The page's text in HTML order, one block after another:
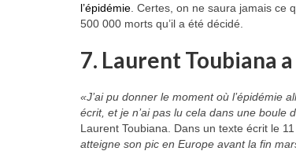
l’épidémie . Certes, on ne saura jamais ce
500 000 morts qu’il a été décidé.
7. Laurent Toubiana
«J’ai pu donner le moment où l’épidémie
écrit, et je n’ai pas lu cela dans une boule
Laurent Toubiana. Dans un texte écrit le
atteigne son pic en Europe avant la fin